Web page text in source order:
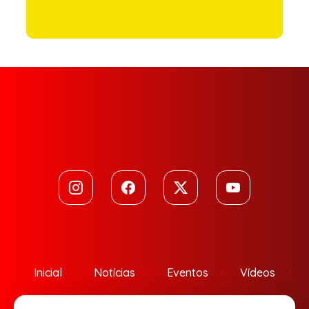
Inicial Notícias Eventos Vídeos